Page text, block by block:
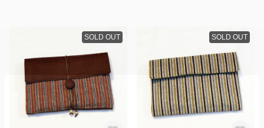
SOLD OUT SOLD OUT